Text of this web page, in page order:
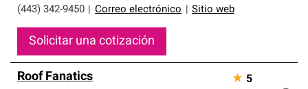
(443) 342-9450 Correo electrónico Sitio web
Solicitar una cotización
Roof Fanatics ★ 5